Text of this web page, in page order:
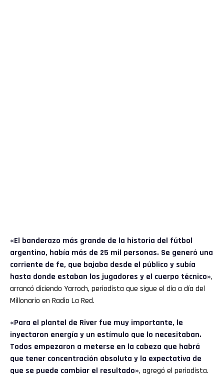
«El banderazo más grande de la historia del fútbol
argentino, había más de 25 mil personas. Se generó una
corriente de fe, que bajaba desde el público y subía
hasta donde estaban los jugadores y el cuerpo técnico»,
arrancó diciendo Yarroch, periodista que sigue el día a día del
Millonario en Radio La Red.
«Para el plantel de River fue muy importante, le
inyectaron energía y un estímulo que lo necesitaban.
Todos empezaron a meterse en la cabeza que habrá
que tener concentración absoluta y la expectativa de
que se puede cambiar el resultado», agregó el periodista.